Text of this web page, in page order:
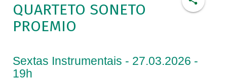
QUARTETO SONETO
PROEMIO
Sextas Instrumentais - 27.03.2026 -
19h